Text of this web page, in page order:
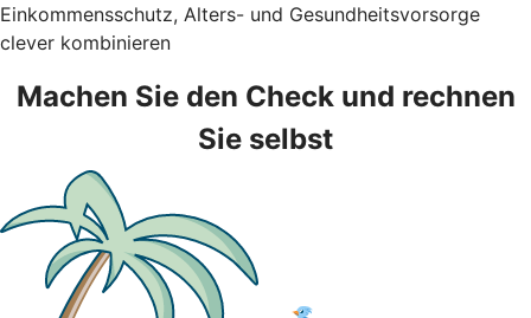
Einkommensschutz, Alters- und Gesundheitsvorsorge
clever kombinieren
Machen Sie den Check und rechnen
Sie selbst